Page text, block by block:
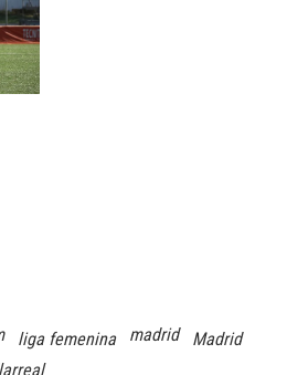
liga femenina madrid
Madrid